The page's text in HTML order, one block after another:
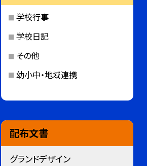
学校行事
学校日記
その他
幼小中・地域連携
配布文書
グランドデザイン